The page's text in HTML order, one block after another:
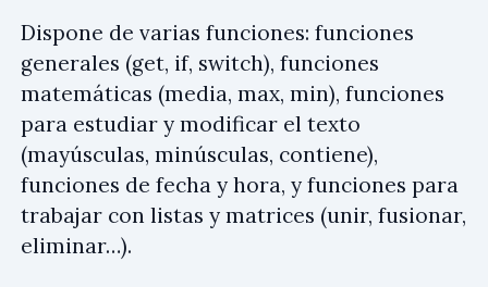
Dispone de varias funciones: funciones
generales (get, if, switch), funciones
matemáticas (media, max, min), funciones
para estudiar y modificar el texto
(mayúsculas, minúsculas, contiene),
funciones de fecha y hora, y funciones para
trabajar con listas y matrices (unir, fusionar,
eliminar…).